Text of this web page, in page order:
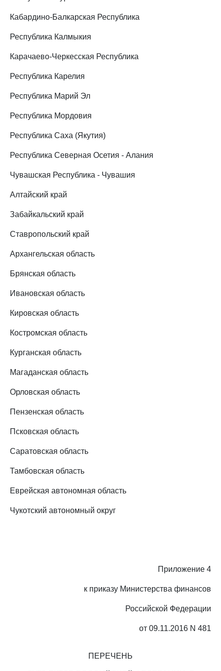
Кабардино-Балкарская Республика
Республика Калмыкия
Карачаево-Черкесская Республика
Республика Карелия
Республика Марий Эл
Республика Мордовия
Республика Саха (Якутия)
Республика Северная Осетия - Алания
Чувашская Республика - Чувашия
Алтайский край
Забайкальский край
Ставропольский край
Архангельская область
Брянская область
Ивановская область
Кировская область
Костромская область
Курганская область
Магаданская область
Орловская область
Пензенская область
Псковская область
Саратовская область
Тамбовская область
Еврейская автономная область
Чукотский автономный округ
Приложение 4
к приказу Министерства финансов
Российской Федерации
от 09.11.2016 N 481
ПЕРЕЧЕНЬ